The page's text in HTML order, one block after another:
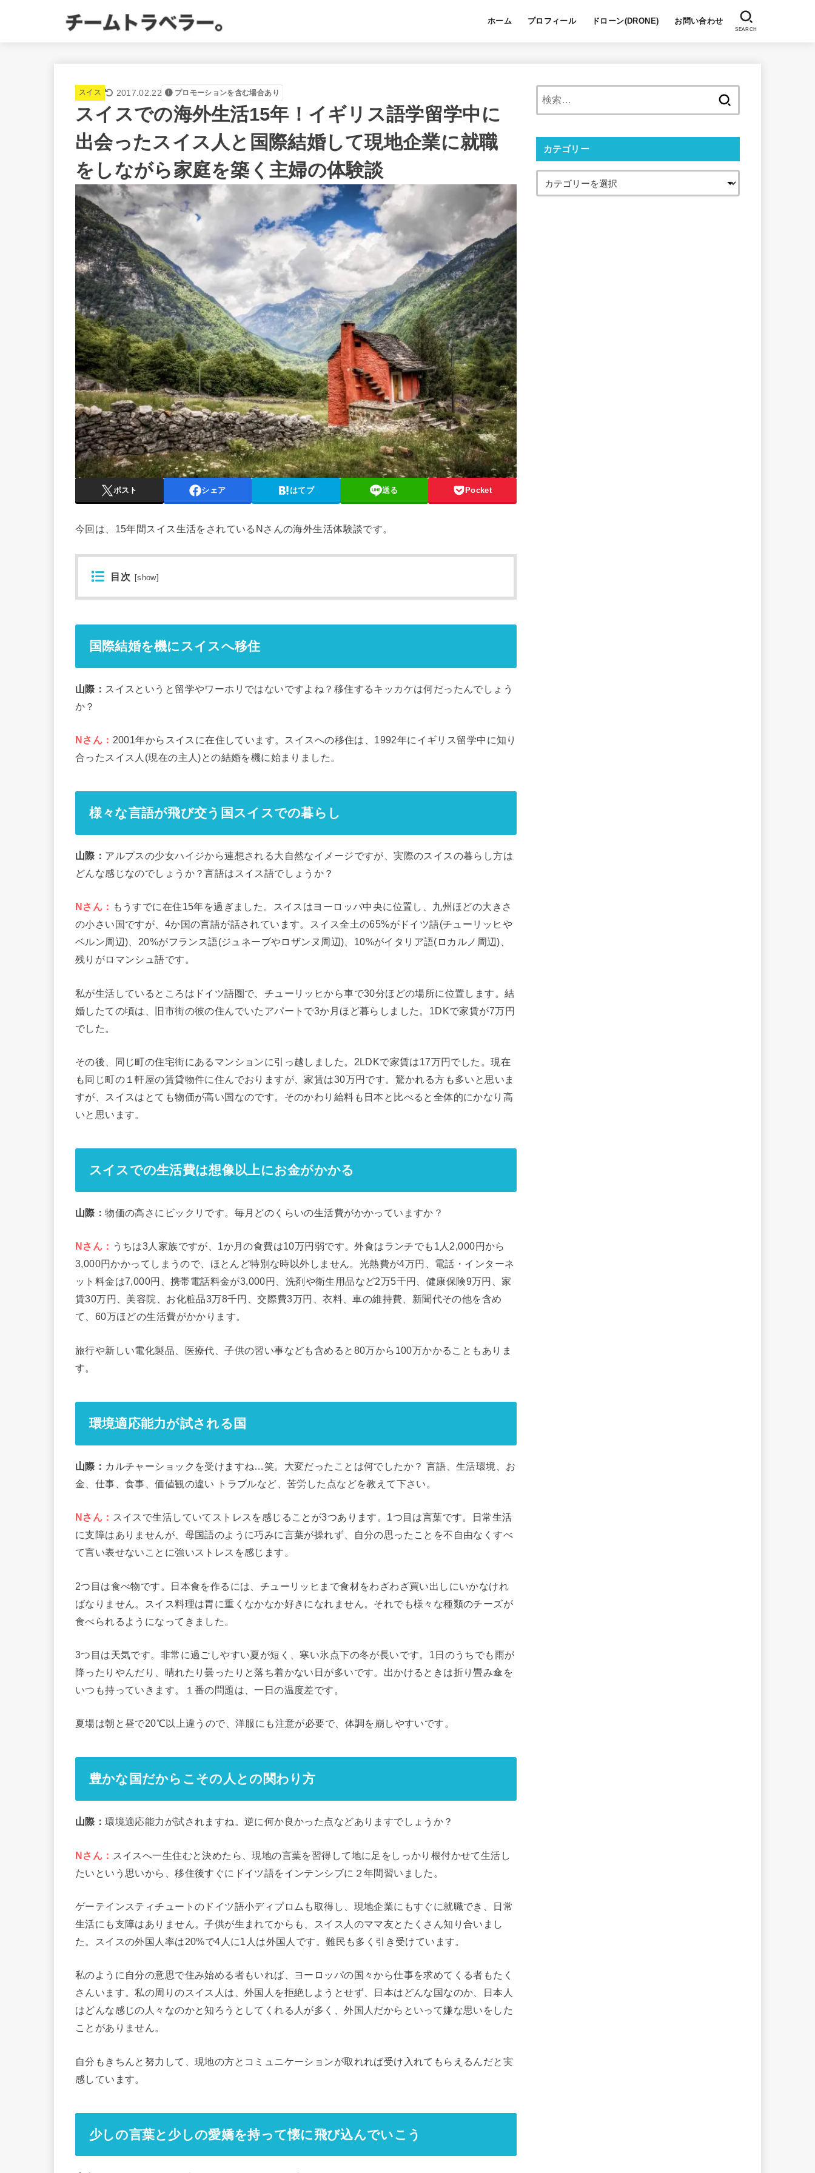
ホーム プロフィール ドローン(DRONE) お問い合わせ
SEARCH
スイス 2017.02.22 プロモーションを含む場合あり
スイスでの海外生活15年！イギリス語学留学中に
出会ったスイス人と国際結婚して現地企業に就職
をしながら家庭を築く主婦の体験談
ポスト シェア はてブ 送る Pocket
今回は、15年間スイス生活をされているNさんの海外生活体験談です。
目次 [show]
国際結婚を機にスイスへ移住
山際： スイスというと留学やワーホリではないですよね？移住するキッカケは何だったんでしょう
か？
Nさん： 2001年からスイスに在住しています。スイスへの移住は、1992年にイギリス留学中に知り
合ったスイス人(現在の主人)との結婚を機に始まりました。
様々な言語が飛び交う国スイスでの暮らし
山際： アルプスの少女ハイジから連想される大自然なイメージですが、実際のスイスの暮らし方は
どんな感じなのでしょうか？言語はスイス語でしょうか？
Nさん： もうすでに在住15年を過ぎました。スイスはヨーロッパ中央に位置し、九州ほどの大きさ
の小さい国ですが、4か国の言語が話されています。スイス全土の65%がドイツ語(チューリッヒや
ベルン周辺)、20%がフランス語(ジュネーブやロザンヌ周辺)、10%がイタリア語(ロカルノ周辺)、
残りがロマンシュ語です。
私が生活しているところはドイツ語圏で、チューリッヒから車で30分ほどの場所に位置します。結
婚したての頃は、旧市街の彼の住んでいたアパートで3か月ほど暮らしました。1DKで家賃が7万円
でした。
その後、同じ町の住宅街にあるマンションに引っ越しました。2LDKで家賃は17万円でした。現在
も同じ町の１軒屋の賃貸物件に住んでおりますが、家賃は30万円です。驚かれる方も多いと思いま
すが、スイスはとても物価が高い国なのです。そのかわり給料も日本と比べると全体的にかなり高
いと思います。
スイスでの生活費は想像以上にお金がかかる
山際：物価の高さにビックリです。毎月どのくらいの生活費がかかっていますか？
Nさん： うちは3人家族ですが、1か月の食費は10万円弱です。外食はランチでも1人2,000円から
3,000円かかってしまうので、ほとんど特別な時以外しません。光熱費が4万円、電話・インターネ
ット料金は7,000円、携帯電話料金が3,000円、洗剤や衛生用品など2万5千円、健康保険9万円、家
賃30万円、美容院、お化粧品3万8千円、交際費3万円、衣料、車の維持費、新聞代その他を含め
て、60万ほどの生活費がかかります。
旅行や新しい電化製品、医療代、子供の習い事なども含めると80万から100万かかることもありま
す。
環境適応能力が試される国
山際： カルチャーショックを受けますね…笑。大変だったことは何でしたか？ 言語、生活環境、お
金、仕事、食事、価値観の違い トラブルなど、苦労した点などを教えて下さい。
Nさん： スイスで生活していてストレスを感じることが3つあります。1つ目は言葉です。日常生活
に支障はありませんが、母国語のように巧みに言葉が操れず、自分の思ったことを不自由なくすべ
て言い表せないことに強いストレスを感じます。
2つ目は食べ物です。日本食を作るには、チューリッヒまで食材をわざわざ買い出しにいかなけれ
ばなりません。スイス料理は胃に重くなかなか好きになれません。それでも様々な種類のチーズが
食べられるようになってきました。
3つ目は天気です。非常に過ごしやすい夏が短く、寒い氷点下の冬が長いです。1日のうちでも雨が
降ったりやんだり、晴れたり曇ったりと落ち着かない日が多いです。出かけるときは折り畳み傘を
いつも持っていきます。１番の問題は、一日の温度差です。
夏場は朝と昼で20℃以上違うので、洋服にも注意が必要で、体調を崩しやすいです。
豊かな国だからこその人との関わり方
山際：環境適応能力が試されますね。逆に何か良かった点などありますでしょうか？
Nさん： スイスへ一生住むと決めたら、現地の言葉を習得して地に足をしっかり根付かせて生活し
たいという思いから、移住後すぐにドイツ語をインテンシブに２年間習いました。
ゲーテインスティチュートのドイツ語小ディプロムも取得し、現地企業にもすぐに就職でき、日常
生活にも支障はありません。子供が生まれてからも、スイス人のママ友とたくさん知り合いまし
た。スイスの外国人率は20%で4人に1人は外国人です。難民も多く引き受けています。
私のように自分の意思で住み始める者もいれば、ヨーロッパの国々から仕事を求めてくる者もたく
さんいます。私の周りのスイス人は、外国人を拒絶しようとせず、日本はどんな国なのか、日本人
はどんな感じの人々なのかと知ろうとしてくれる人が多く、外国人だからといって嫌な思いをした
ことがありません。
自分もきちんと努力して、現地の方とコミュニケーションが取れれば受け入れてもらえるんだと実
感しています。
少しの言葉と少しの愛嬌を持って懐に飛び込んでいこう
カテゴリー